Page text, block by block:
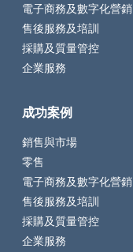
電子商務及數字化營銷
售後服務及培訓
採購及質量管控
企業服務
成功案例
銷售與市場
零售
電子商務及數字化營銷
售後服務及培訓
採購及質量管控
企業服務